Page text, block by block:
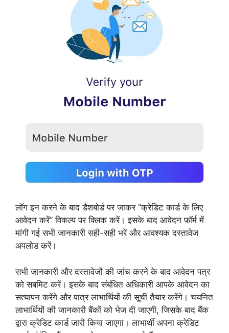
लॉग इन करने के बाद डैशबोर्ड पर जाकर “क्रेडिट कार्ड के लिए
आवेदन करें” विकल्प पर क्लिक करें। इसके बाद आवेदन फॉर्म में
मांगी गई सभी जानकारी सही-सही भरें और आवश्यक दस्तावेज
अपलोड करें।
सभी जानकारी और दस्तावेजों की जांच करने के बाद आवेदन पत्र
को सबमिट करें। इसके बाद संबंधित अधिकारी आपके आवेदन का
सत्यापन करेंगे और पात्र लाभार्थियों की सूची तैयार करेंगे। चयनित
लाभार्थियों की जानकारी बैंकों को भेज दी जाएगी, जिसके बाद बैंक
द्वारा क्रेडिट कार्ड जारी किया जाएगा। लाभार्थी अपना क्रेडिट